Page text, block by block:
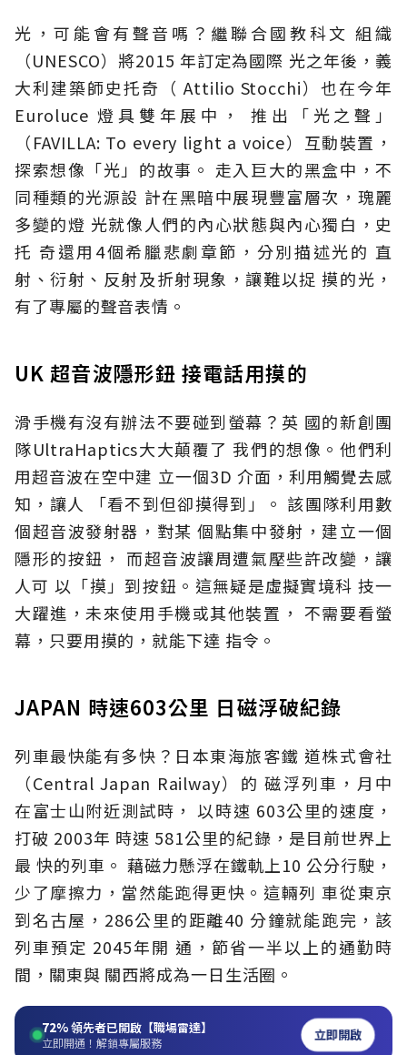
光，可能會有聲音嗎？繼聯合國教科文 組織
（UNESCO）將2015 年訂定為國際 光之年後，義
大利建築師史托奇（ Attilio Stocchi）也在今年
Euroluce 燈具雙年展中， 推出「光之聲」
（FAVILLA: To every light a voice）互動裝置，
探索想像「光」的故事。 走入巨大的黑盒中，不
同種類的光源設 計在黑暗中展現豐富層次，瑰麗
多變的燈 光就像人們的內心狀態與內心獨白，史
托 奇還用4個希臘悲劇章節，分別描述光的 直
射、衍射、反射及折射現象，讓難以捉 摸的光，
有了專屬的聲音表情。
UK 超音波隱形鈕 接電話用摸的
滑手機有沒有辦法不要碰到螢幕？英 國的新創團
隊UltraHaptics大大顛覆了 我們的想像。他們利
用超音波在空中建 立一個3D 介面，利用觸覺去感
知，讓人 「看不到但卻摸得到」。 該團隊利用數
個超音波發射器，對某 個點集中發射，建立一個
隱形的按鈕， 而超音波讓周遭氣壓些許改變，讓
人可 以「摸」到按鈕。這無疑是虛擬實境科 技一
大躍進，未來使用手機或其他裝置， 不需要看螢
幕，只要用摸的，就能下達 指令。
JAPAN 時速603公里 日磁浮破紀錄
列車最快能有多快？日本東海旅客鐵 道株式會社
（Central Japan Railway）的 磁浮列車，月中
在富士山附近測試時， 以時速 603公里的速度，
打破 2003年 時速 581公里的紀錄，是目前世界上
最 快的列車。 藉磁力懸浮在鐵軌上10 公分行駛，
少了摩擦力，當然能跑得更快。這輛列 車從東京
到名古屋，286公里的距離40 分鐘就能跑完，該
列車預定 2045年開 通，節省一半以上的通勤時
間，關東與 關西將成為一日生活圈。
72%領先者已開啟【職場雷達】
立即開通！解鎖專屬服務 立即開啟